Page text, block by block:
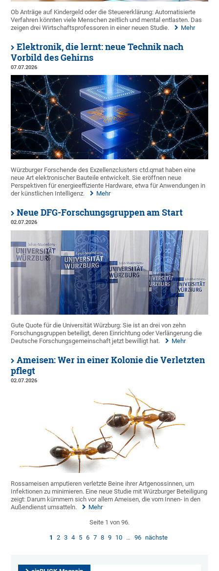
Ob Anträge auf Kindergeld oder die Steuererklärung: Automatisierte
Verfahren könnten viele Menschen zeitlich und mental entlasten. Das
zeigen drei Wirtschaftsprofessoren in einer neuen Studie.
Mehr
Elektronik, die lernt: neue Technik nach
Vorbild des Gehirns
07.07.2026
Würzburger Forschende des Exzellenzclusters ctd.qmat haben eine
neue Art elektronischer Bauteile entwickelt. Sie eröffnen neue
Perspektiven für energieeffiziente Hardware, etwa für Anwendungen in
der künstlichen Intelligenz.
Mehr
Neue DFG-Forschungsgruppen am Start
02.07.2026
Gute Quote für die Universität Würzburg: Sie ist an drei von zehn
Forschungsgruppen beteiligt, deren Einrichtung oder Verlängerung die
Deutsche Forschungsgemeinschaft jetzt bewilligt hat.
Mehr
Ameisen: Wer in einer Kolonie die Verletzten
pflegt
02.07.2026
Rossameisen amputieren verletzte Beine ihrer Artgenossinnen, um
Infektionen zu minimieren. Eine neue Studie mit Würzburger Beteiligung
zeigt: Darum kümmern sich vor allem Ameisen, die vom Innen- in den
Außendienst umsatteln.
Mehr
Seite 1 von 96.
1 2 3 4 5 6 7 8 9 10 … 96 nächste